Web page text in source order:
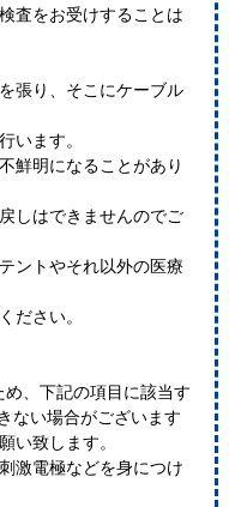
査をお受けすることは
張り、そこにケーブル
います。
鮮明になることがあり
しはできませんのでご
ントやそれ以外の医療
ださい。
、下記の項目に該当す
ない場合がございます
い致します。
激電極などを身につけ